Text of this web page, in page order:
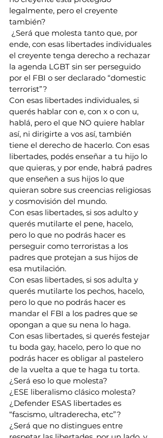
legalmente, pero el creyente
también?
ende, con esas libertades individuales
el creyente tenga derecho a rechazar
la agenda LGBT sin ser perseguido
por el FBI o ser declarado “domestic
terrorist”?
Con esas libertades individuales, si
querés hablar con e, con x o con u,
hablá, pero el que NO quiere hablar
así, ni dirigirte a vos así, también
tiene el derecho de hacerlo. Con esas
libertades, podés enseñar a tu hijo lo
que quieras, y por ende, habrá padres
que enseñen a sus hijos lo que
quieran sobre sus creencias religiosas
y cosmovisión del mundo.
Con esas libertades, si sos adulto y
querés mutilarte el pene, hacelo,
pero lo que no podrás hacer es
perseguir como terroristas a los
padres que protejan a sus hijos de
esa mutilación.
Con esas libertades, si sos adulta y
querés mutilarte los pechos, hacelo,
pero lo que no podrás hacer es
mandar el FBI a los padres que se
opongan a que su nena lo haga.
Con esas libertades, si querés festejar
tu boda gay, hacelo, pero lo que no
podrás hacer es obligar al pastelero
de la vuelta a que te haga tu torta.
¿Será eso lo que molesta?
¿ESE liberalismo clásico molesta?
¿Defender ESAS libertades es
“fascismo, ultraderecha, etc”?
¿Será que no distingues entre